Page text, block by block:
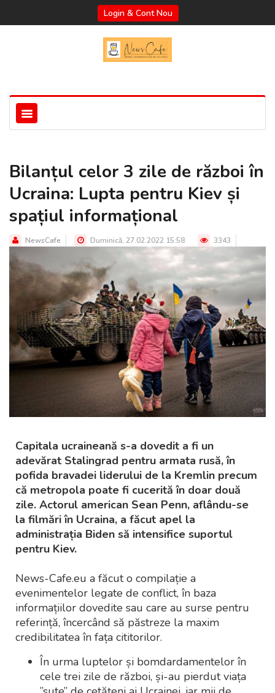
Login & Cont Nou
Bilanțul celor 3 zile de război în
Ucraina: Lupta pentru Kiev și
spațiul informațional
NewsCafe Duminică, 27.02.2022 15:58 3343
Capitala ucraineană s-a dovedit a fi un
adevărat Stalingrad pentru armata rusă, în
pofida bravadei liderului de la Kremlin precum
că metropola poate fi cucerită în doar două
zile. Actorul american Sean Penn, aflându-se
la filmări în Ucraina, a făcut apel la
administrația Biden să intensifice suportul
pentru Kiev.
News-Cafe.eu a făcut o compilație a
evenimentelor legate de conflict, în baza
informațiilor dovedite sau care au surse pentru
referință, încercând să păstreze la maxim
credibilitatea în fața cititorilor.
În urma luptelor și bomdardamentelor în
cele trei zile de război, și-au pierdut viața